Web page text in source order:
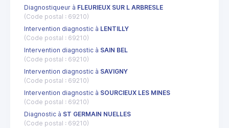
Diagnostiqueur à FLEURIEUX SUR L ARBRESLE
(Code postal : 69210)
Intervention diagnostic à LENTILLY
(Code postal : 69210)
Intervention diagnostic à SAIN BEL
(Code postal : 69210)
Intervention diagnostic à SAVIGNY
(Code postal : 69210)
Intervention diagnostic à SOURCIEUX LES MINES
(Code postal : 69210)
Diagnostic à ST GERMAIN NUELLES
(Code postal : 69210)